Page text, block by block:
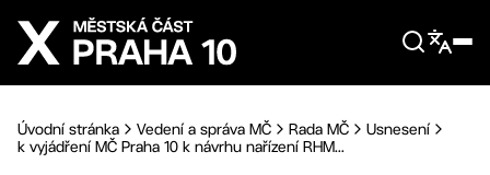
Přejít na hlavní obsah
Úvodní stránka Vedení a správa MČ Rada MČ
Usnesení
k vyjádření MČ Praha 10 k návrhu nařízení RHM...